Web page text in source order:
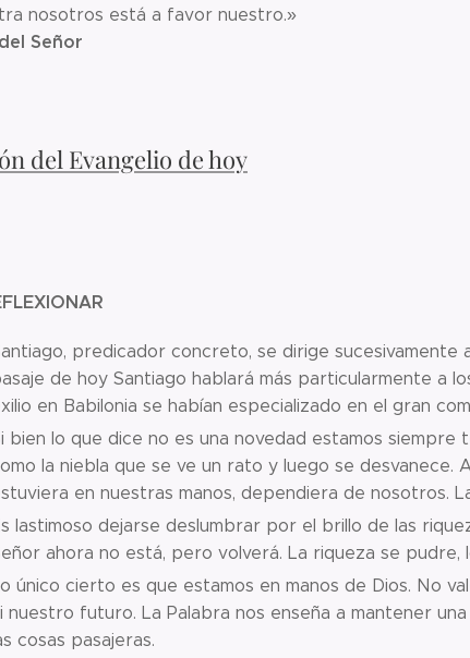
nosotros está a favor nuestro.»
Señor
del Evangelio de hoy
predicador concreto, se dirige sucesivamente
de hoy Santiago hablará más particularmente a
en Babilonia se habían especializado en el gran
bien lo que dice no es una novedad estamos
la niebla que se ve un rato y luego se
en nuestras manos, dependiera de nosotros.
lastimoso dejarse deslumbrar por el brillo de las
ahora no está, pero volverá. La riqueza se
único cierto es que estamos en manos de Dios. No
nuestro futuro. La Palabra nos enseña a mantener
cosas pasajeras.